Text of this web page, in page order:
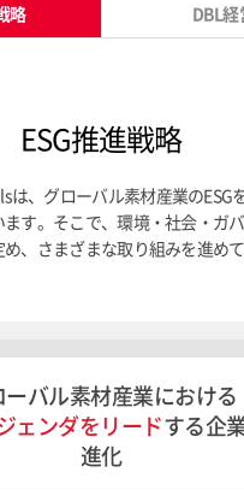
略 DBL経
ESG推進戦略
は、グローバル素材産業のESG
す。 そこで、環境・社会・ガ
、さまざまな取り組みを進めて
ーバル素材産業における
ェンダをリードする企
進化